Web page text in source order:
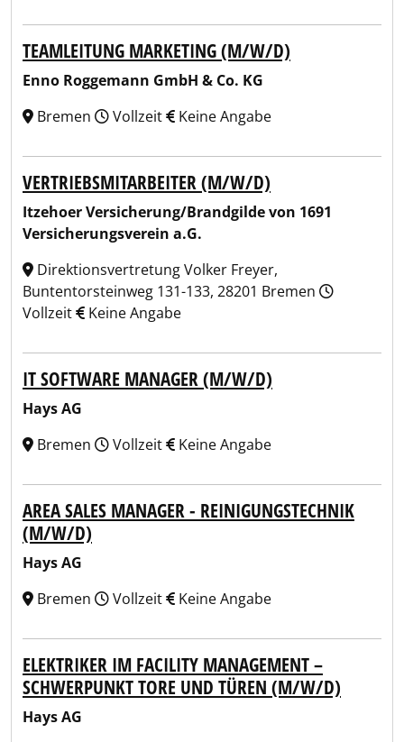
TEAMLEITUNG MARKETING (M/W/D)
Enno Roggemann GmbH & Co. KG
Bremen
Vollzeit Keine Angabe
VERTRIEBSMITARBEITER (M/W/D)
Itzehoer Versicherung/Brandgilde von 1691
Versicherungsverein a.G.
Direktionsvertretung Volker Freyer,
Buntentorsteinweg 131-133, 28201 Bremen
Vollzeit
Keine Angabe
IT SOFTWARE MANAGER (M/W/D)
Hays AG
Bremen
Vollzeit Keine Angabe
AREA SALES MANAGER - REINIGUNGSTECHNIK
(M/W/D)
Hays AG
Bremen
Vollzeit Keine Angabe
ELEKTRIKER IM FACILITY MANAGEMENT –
SCHWERPUNKT TORE UND TÜREN (M/W/D)
Hays AG